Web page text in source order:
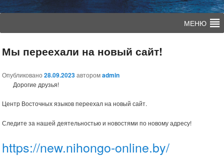
содержимому
содержимому
Мы переехали на новый сайт!
Опубликовано28.09.2023 авторомadmin
Дорогие друзья!
Центр Восточных языков переехал на новый сайт.
Следите за нашей деятельностью и новостями по новому адресу!
https://new.nihongo-online.by/